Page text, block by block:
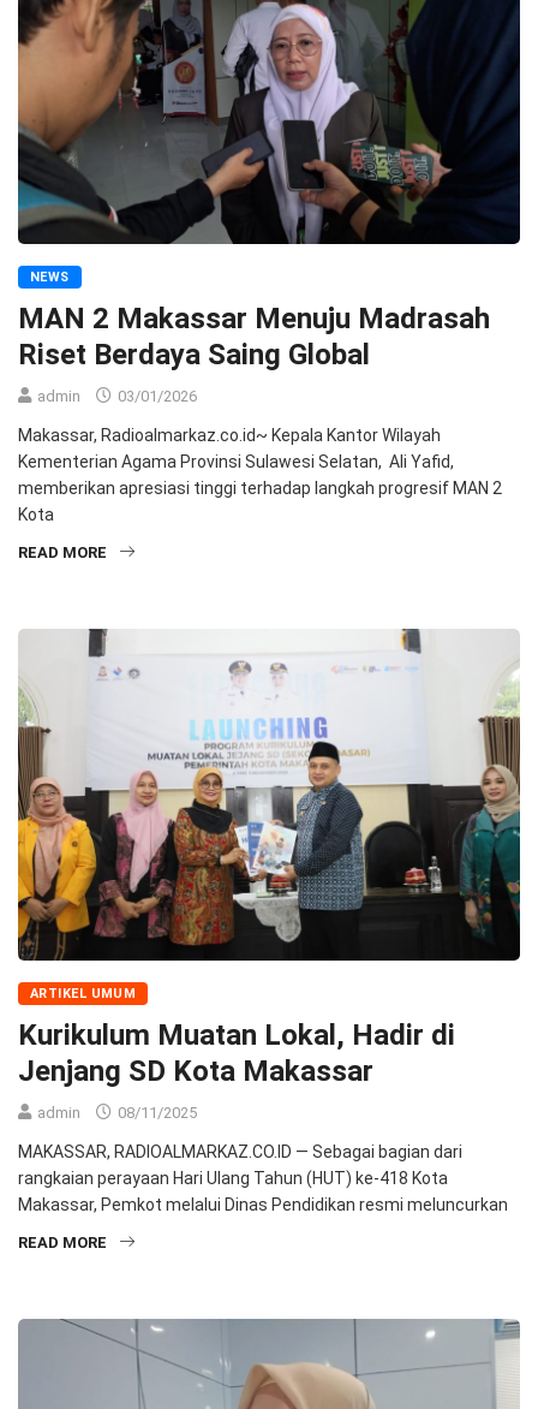
NEWS
MAN 2 Makassar Menuju Madrasah
Riset Berdaya Saing Global
admin 03/01/2026
Makassar, Radioalmarkaz.co.id~ Kepala Kantor Wilayah
Kementerian Agama Provinsi Sulawesi Selatan, Ali Yafid,
memberikan apresiasi tinggi terhadap langkah progresif MAN 2
Kota
READ MORE
ARTIKEL UMUM
Kurikulum Muatan Lokal, Hadir di
Jenjang SD Kota Makassar
admin 08/11/2025
MAKASSAR, RADIOALMARKAZ.CO.ID — Sebagai bagian dari
rangkaian perayaan Hari Ulang Tahun (HUT) ke-418 Kota
Makassar, Pemkot melalui Dinas Pendidikan resmi meluncurkan
READ MORE